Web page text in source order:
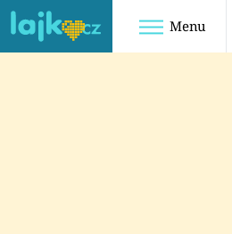
Menu